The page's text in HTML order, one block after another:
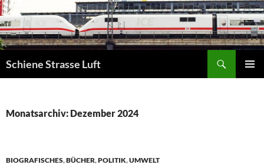
Zum
Inhalt
springen
Schiene Strasse Luft
Monatsarchiv: Dezember 2024
BIOGRAFISCHES,BÜCHER,POLITIK,UMWELT